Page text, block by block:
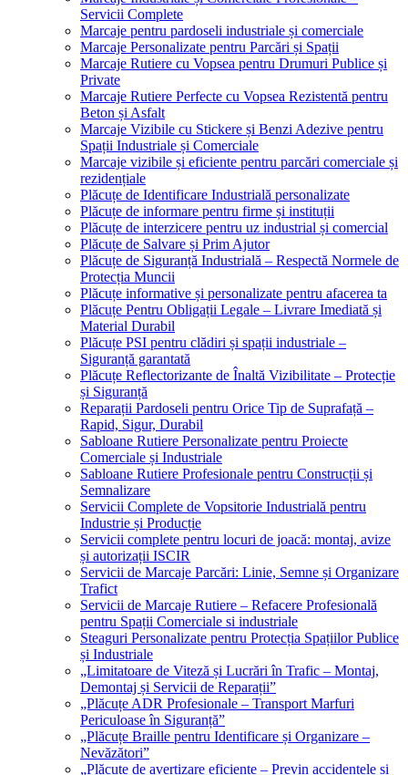
Servicii Complete
Marcaje pentru pardoseli industriale și comerciale
Marcaje Personalizate pentru Parcări și Spații
Marcaje Rutiere cu Vopsea pentru Drumuri Publice și
Private
Marcaje Rutiere Perfecte cu Vopsea Rezistentă pentru
Beton și Asfalt
Marcaje Vizibile cu Stickere și Benzi Adezive pentru
Spații Industriale și Comerciale
Marcaje vizibile și eficiente pentru parcări comerciale și
rezidențiale
Plăcuțe de Identificare Industrială personalizate
Plăcuțe de informare pentru firme și instituții
Plăcuțe de interzicere pentru uz industrial și comercial
Plăcuțe de Salvare și Prim Ajutor
Plăcuțe de Siguranță Industrială – Respectă Normele de
Protecția Muncii
Plăcuțe informative și personalizate pentru afacerea ta
Plăcuțe Pentru Obligații Legale – Livrare Imediată și
Material Durabil
Plăcuțe PSI pentru clădiri și spații industriale –
Siguranță garantată
Plăcuțe Reflectorizante de Înaltă Vizibilitate – Protecție
și Siguranță
Reparații Pardoseli pentru Orice Tip de Suprafață –
Rapid, Sigur, Durabil
Sabloane Rutiere Personalizate pentru Proiecte
Comerciale și Industriale
Sabloane Rutiere Profesionale pentru Construcții și
Semnalizare
Servicii Complete de Vopsitorie Industrială pentru
Industrie și Producție
Servicii complete pentru locuri de joacă: montaj, avize
și autorizații ISCIR
Servicii de Marcaje Parcări: Linie, Semne și Organizare
Trafict
Servicii de Marcaje Rutiere – Refacere Profesională
pentru Spații Comerciale si industriale
Steaguri Personalizate pentru Protecția Spațiilor Publice
și Industriale
„Limitatoare de Viteză și Lucrări în Trafic – Montaj,
Demontaj și Servicii de Reparații”
„Plăcuțe ADR Profesionale – Transport Marfuri
Periculoase în Siguranță”
„Plăcuțe Braille pentru Identificare și Organizare –
Nevăzători”
„Plăcuțe de avertizare eficiente – Previn accidentele și